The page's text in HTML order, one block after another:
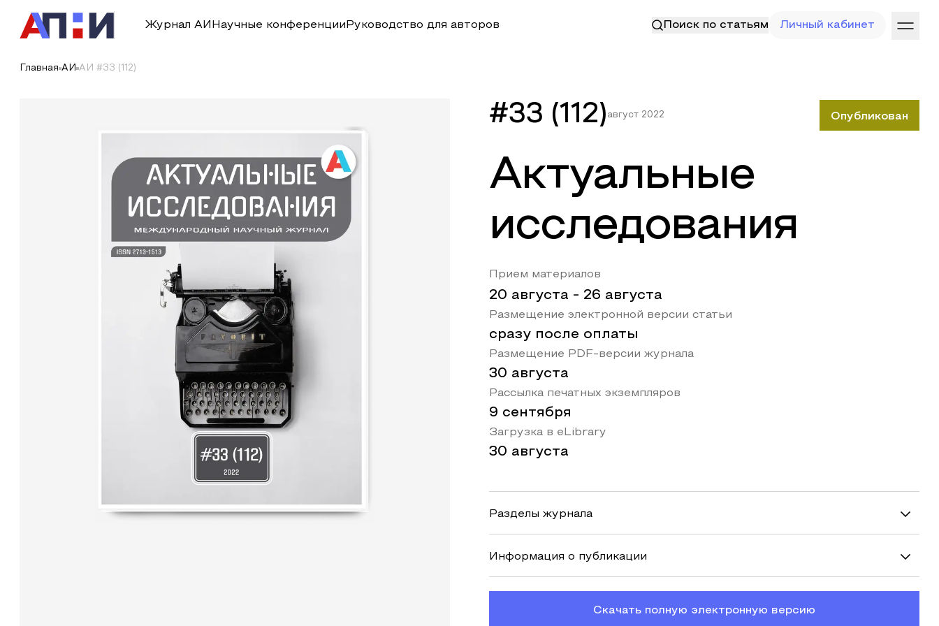
Журнал АИ Научные конференции Руководство для авторов Поиск по статьям Личный кабинет
Главная АИ АИ #33 (112)
#33 (112) август 2022 Опубликован
Актуальные
исследования
Прием материалов
20 августа - 26 августа
Размещение электронной версии статьи
сразу после оплаты
Размещение PDF-версии журнала
30 августа
Рассылка печатных экземпляров
9 сентября
Загрузка в eLibrary
30 августа
Разделы журнала
Информация о публикации
Скачать полную электронную версию